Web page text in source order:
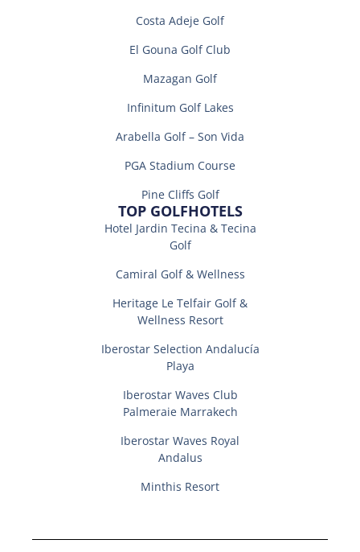
Costa Adeje Golf
El Gouna Golf Club
Mazagan Golf
Infinitum Golf Lakes
Arabella Golf – Son Vida
PGA Stadium Course
Pine Cliffs Golf
TOP GOLFHOTELS
Hotel Jardin Tecina & Tecina
Golf
Camiral Golf & Wellness
Heritage Le Telfair Golf &
Wellness Resort
Iberostar Selection Andalucí­a
Playa
Iberostar Waves Club
Palmeraie Marrakech
Iberostar Waves Royal
Andalus
Minthis Resort